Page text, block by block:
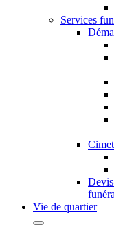
Services
Vie de quartier